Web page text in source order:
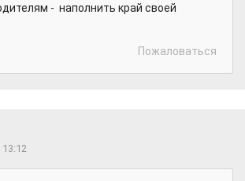
- наполнить край своей
Пожаловаться
13:12